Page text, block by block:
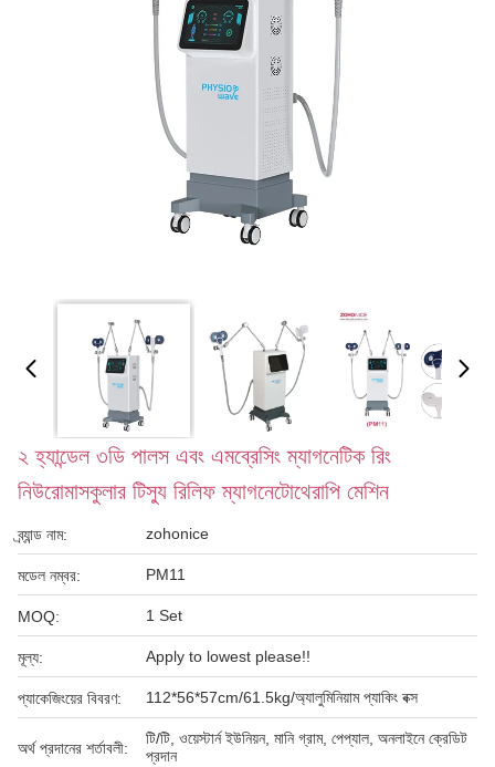
২ হ্যান্ডেল ৩ডি পালস এবং এমব্রেসিং ম্যাগনেটিক রিং
নিউরোমাসকুলার টিস্যু রিলিফ ম্যাগনেটোথেরাপি মেশিন
ব্র্যান্ড নাম: zohonice
মডেল নম্বর: PM11
MOQ: 1 Set
মূল্য: Apply to lowest please!!
প্যাকেজিংয়ের বিবরণ: 112*56*57cm/61.5kg/অ্যালুমিনিয়াম প্যাকিং বক্স
অর্থ প্রদানের শর্তাবলী:
টি/টি, ওয়েস্টার্ন ইউনিয়ন, মানি গ্রাম, পেপ্যাল, অনলাইনে ক্রেডিট
প্রদান